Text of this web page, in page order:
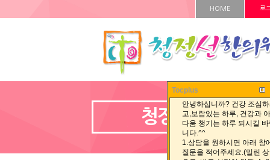
HOME 로
청정선 자료실
Tocplus